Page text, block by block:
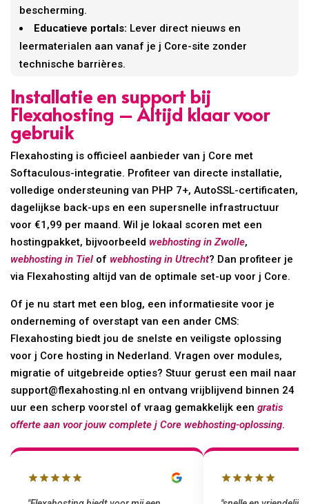
bescherming.
Educatieve portals: Lever direct nieuws en
leermaterialen aan vanaf je j Core-site zonder
technische barrières.
Installatie en support bij
Flexahosting – Altijd klaar voor
gebruik
Flexahosting is officieel aanbieder van j Core met
Softaculous-integratie. Profiteer van directe installatie,
volledige ondersteuning van PHP 7+, AutoSSL-certificaten,
dagelijkse back-ups en een supersnelle infrastructuur
voor €1,99 per maand. Wil je lokaal scoren met een
hostingpakket, bijvoorbeeldwebhosting in Zwolle,
webhosting in Tiel ofwebhosting in Utrecht? Dan profiteer je
via Flexahosting altijd van de optimale set-up voor j Core.
Of je nu start met een blog, een informatiesite voor je
onderneming of overstapt van een ander CMS:
Flexahosting biedt jou de snelste en veiligste oplossing
voor j Core hosting in Nederland. Vragen over modules,
migratie of uitgebreide opties? Stuur gerust een mail naar
support@flexahosting.nl en ontvang vrijblijvend binnen 24
uur een scherp voorstel of vraag gemakkelijk eengratis
offerte aan voor jouw complete j Core webhosting-oplossing.